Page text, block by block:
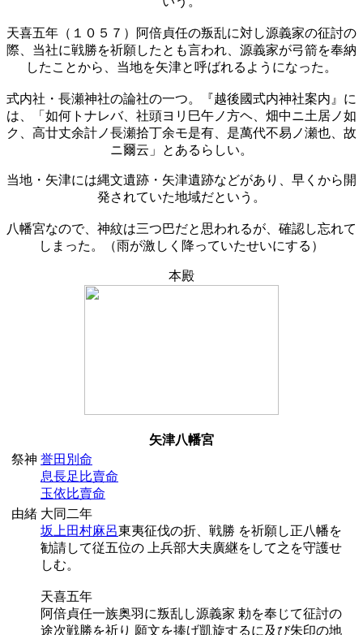
天喜五年（１０５７）阿倍貞任の叛乱に対し源義家の征討の
際、当社に戦勝を祈願したとも言われ、源義家が弓箭を奉納
したことから、当地を矢津と呼ばれるようになった。
式内社・長瀬神社の論社の一つ。『越後國式内神社案内』に
は、「如何トナレバ、社頭ヨリ巳午ノ方ヘ、畑中ニ土居ノ如
ク、高廿丈余計ノ長瀬拾丁余モ是有、是萬代不易ノ瀬也、故
ニ爾云」とあるらしい。
当地・矢津には縄文遺跡・矢津遺跡などがあり、早くから開
発されていた地域だという。
八幡宮なので、神紋は三つ巴だと思われるが、確認し忘れて
しまった。（雨が激しく降っていたせいにする）
本殿
矢津八幡宮
祭神 誉田別命
息長足比賣命
玉依比賣命
由緒 大同二年
坂上田村麻呂東夷征伐の折、戦勝 を祈願し正八幡を
勧請して従五位の 上兵部大夫廣継をして之を守護せ
しむ。
天喜五年
阿倍貞任一族奥羽に叛乱し源義家 勅を奉じて征討の
途次戦勝を祈り 願文を捧げ凱旋するに及び朱印の地